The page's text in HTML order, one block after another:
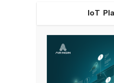
IoT